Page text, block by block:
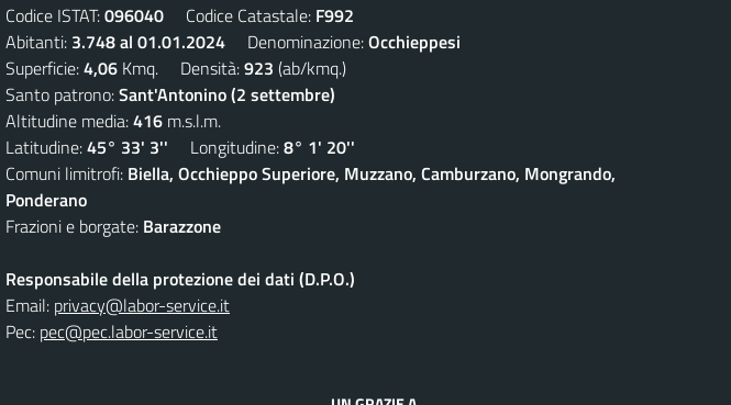
Codice ISTAT:096040 Codice Catastale: F992
Abitanti: 3.748 al 01.01.2024 Denominazione:Occhieppesi
Superficie:4,06 Kmq. Densità:923 (ab/kmq.)
Santo patrono:Sant'Antonino (2 settembre)
Altitudine media:416 m.s.l.m.
Latitudine:45° 33' 3'' Longitudine:8° 1' 20''
Comuni limitrofi: Biella, Occhieppo Superiore, Muzzano, Camburzano, Mongrando,
Ponderano
Frazioni e borgate: Barazzone
Responsabile della protezione dei dati (D.P.O.)
Email: privacy@labor-service.it
Pec: pec@pec.labor-service.it